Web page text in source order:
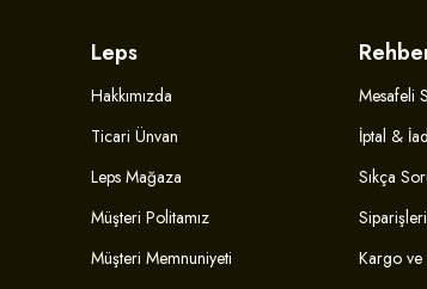
Leps
Hakkımızda
Ticari Ünvan
Leps Mağaza
Müşteri Politamız
Müşteri Memnuniyeti
Mesafeli
İptal &
Sıkça
Kargo ve